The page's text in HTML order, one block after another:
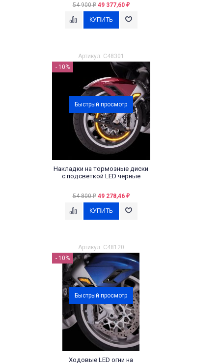
54 900₽ 49 377,60 ₽
Артикул: C48301
- 10%
Быстрый просмотр
Накладки на тормозные диски
с подсветкой LED черные
54 800₽ 49 278,46 ₽
Артикул: C48120
- 10%
Быстрый просмотр
Ходовые LED огни на